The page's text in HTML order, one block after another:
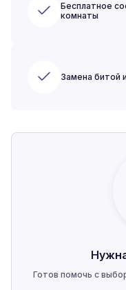
Бесплатное
комнаты
Замена битой
Готов помочь с